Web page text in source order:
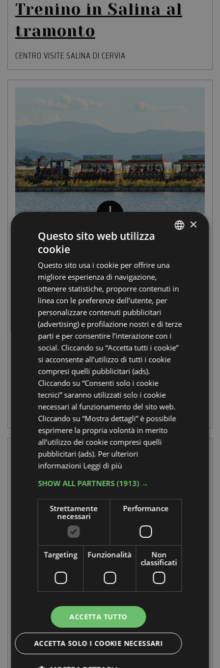
Trenino in Salina al
tramonto
CENTRO VISITE SALINA DI CERVIA
6 AGOSTO, 7 AGOSTO, 8 AGOSTO, 9 AGOSTO, 10
AGOSTO, 11 AGOSTO, 12 AGOSTO, 13 AGOSTO, 14
AGOSTO, 15 AGOSTO, 16 AGOSTO, 17 AGOSTO, 18
AGOSTO, 19 AGOSTO, 20 AGOSTO, 21 AGOSTO, 22
AGOSTO, 23 AGOSTO, 24 AGOSTO, 25 AGOSTO, 26
AGOSTO, 27 AGOSTO, 28 AGOSTO, 29 AGOSTO, 30
AGOSTO, 31 AGOSTO, 1 SETTEMBRE, 2 SETTEMBRE,
3 SETTEMBRE, 4 SETTEMBRE, 5 SETTEMBRE, 6
SETTEMBRE, 7 SETTEMBRE, 8 SETTEMBRE, 9
SETTEMBRE, 10 SETTEMBRE, 11 SETTEMBRE, 12
SETTEMBRE, 13 SETTEMBRE
Trenino in Salina
CENTRO VISITE SALINA DI CERVIA
AGOSTO, 12 AGOSTO, 13 AGOSTO, 14 AGOSTO, 15
AGOSTO, 16 AGOSTO, 17 AGOSTO, 18 AGOSTO, 19
AGOSTO, 20 AGOSTO, 21 AGOSTO, 22 AGOSTO, 23
AGOSTO, 28 AGOSTO, 29 AGOSTO, 30 AGOSTO
ENGLISH
FRENCH
×
Questo sito web utilizza
cookie
Questo sito usa i cookie per offrire una
migliore esperienza di navigazione,
ottenere statistiche, proporre contenuti in
linea con le preferenze dell’utente, per
personalizzare contenuti pubblicitari
(advertising) e profilazione nostri e di terze
parti e per consentire l’interazione con i
social. Cliccando su “Accetta tutti i cookie”
si acconsente all’utilizzo di tutti i cookie
compresi quelli pubblicitari (ads).
Cliccando su “Consenti solo i cookie
tecnici” saranno utilizzati solo i cookie
necessari al funzionamento del sito web.
Cliccando su “Mostra dettagli” è possibile
esprimere la propria volontà in merito
all’utilizzo dei cookie compresi quelli
pubblicitari (ads). Per ulteriori
informazioni Leggi di più
SHOW ALL PARTNERS (1913) →
Strettamente
necessari
Performance
Targeting Funzionalità
Non
classificati
ACCETTA TUTTO
ACCETTA SOLO I COOKIE NECESSARI